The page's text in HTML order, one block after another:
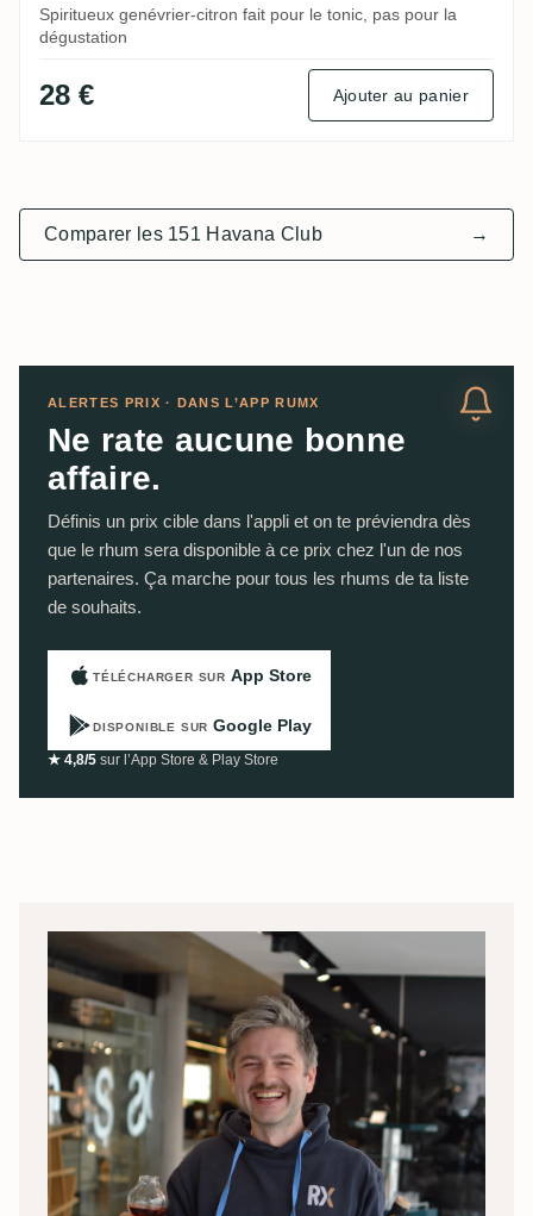
Spiritueux genévrier-citron fait pour le tonic, pas pour la
dégustation
28 € Ajouter au panier
Comparer les 151 Havana Club →
ALERTES PRIX · DANS L’APP RUMX
Ne rate aucune bonne
affaire.
Définis un prix cible dans l'appli et on te préviendra dès
que le rhum sera disponible à ce prix chez l'un de nos
partenaires. Ça marche pour tous les rhums de ta liste
de souhaits.
TÉLÉCHARGER SUR App Store
DISPONIBLE SUR Google Play
★ 4,8/5 sur l’App Store & Play Store